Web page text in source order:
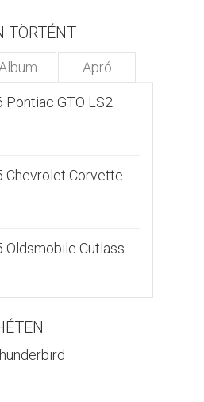
TÖRTÉNT
Album Apró
Pontiac GTO LS2
Chevrolet Corvette
Oldsmobile Cutlass